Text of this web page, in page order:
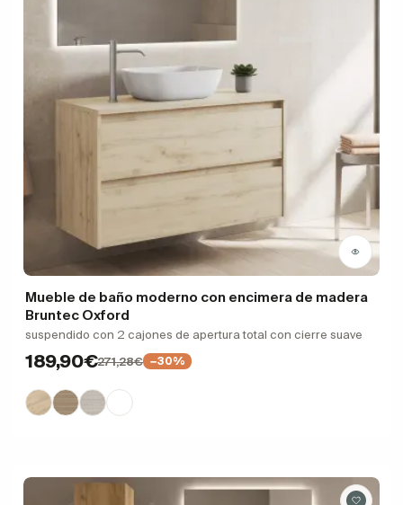
Mueble de baño moderno con encimera de madera
Bruntec Oxford
suspendido con 2 cajones de apertura total con cierre suave
189,90€271,28€ −30%